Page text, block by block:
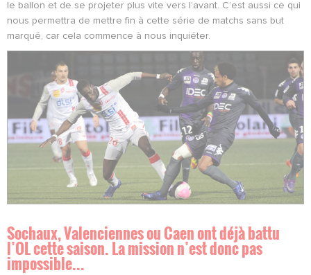
le ballon et de se projeter plus vite vers l’avant. C’est aussi ce qui
nous permettra de mettre fin à cette série de matchs sans but
marqué, car cela commence à nous inquiéter.
Sochaux, Valenciennes ou Caen ont déjà battu
l’OL cette saison. La mission n’est donc pas
impossible...